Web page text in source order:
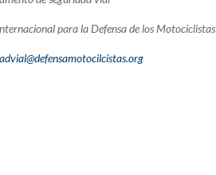
para la Defensa de los Motociclistas